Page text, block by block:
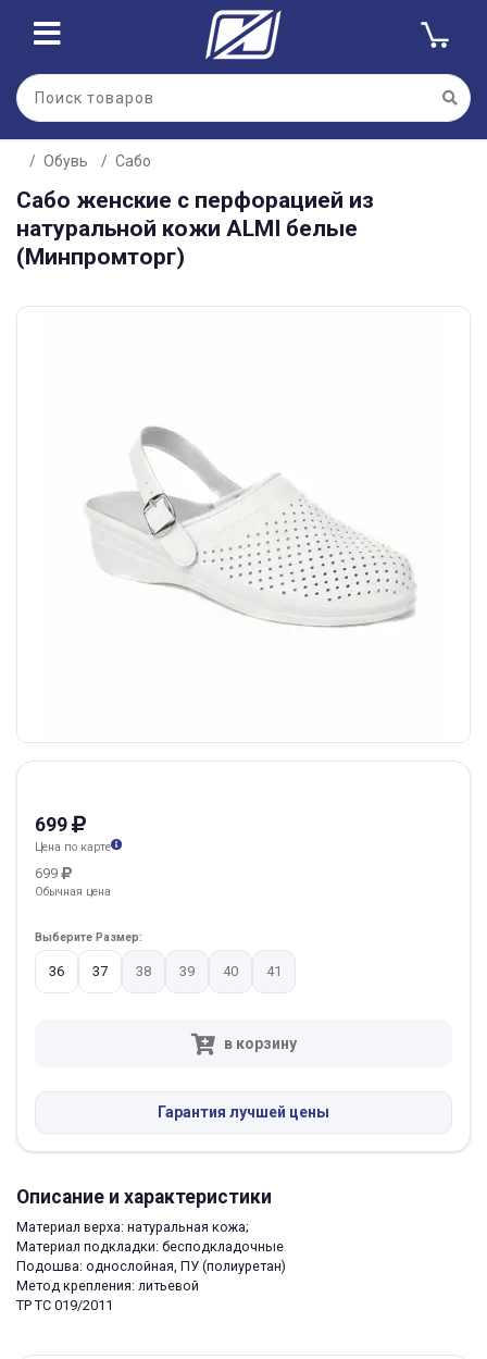
Обувь Сабо
Сабо женские с перфорацией из
натуральной кожи ALMI белые
(Минпромторг)
699
Цена по карте
699
Обычная цена
Выберите Размер:
36 37 38 39 40 41
в корзину
Гарантия лучшей цены
Описание и характеристики
Материал верха: натуральная кожа;
Материал подкладки: бесподкладочные
Подошва: однослойная, ПУ (полиуретан)
Метод крепления: литьевой
ТР ТС 019/2011